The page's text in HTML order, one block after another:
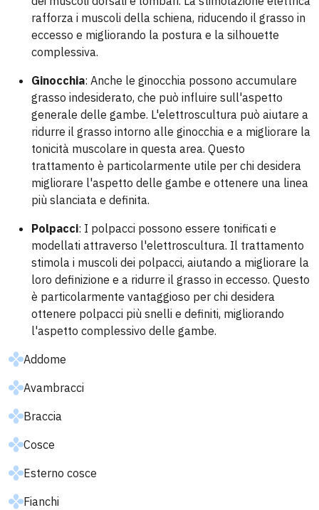
rafforza i muscoli della schiena, riducendo il grasso in
eccesso e migliorando la postura e la silhouette
complessiva.
Ginocchia: Anche le ginocchia possono accumulare
grasso indesiderato, che può influire sull'aspetto
generale delle gambe. L'elettroscultura può aiutare a
ridurre il grasso intorno alle ginocchia e a migliorare la
tonicità muscolare in questa area. Questo
trattamento è particolarmente utile per chi desidera
migliorare l'aspetto delle gambe e ottenere una linea
più slanciata e definita.
Polpacci: I polpacci possono essere tonificati e
modellati attraverso l'elettroscultura. Il trattamento
stimola i muscoli dei polpacci, aiutando a migliorare la
loro definizione e a ridurre il grasso in eccesso. Questo
è particolarmente vantaggioso per chi desidera
ottenere polpacci più snelli e definiti, migliorando
l'aspetto complessivo delle gambe.
Addome
Avambracci
Braccia
Cosce
Esterno cosce
Fianchi